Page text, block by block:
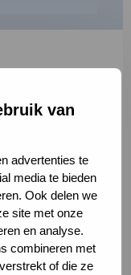
van
advertenties te
media te bieden
Ook delen we
site met onze
en analyse.
combineren met
of die ze